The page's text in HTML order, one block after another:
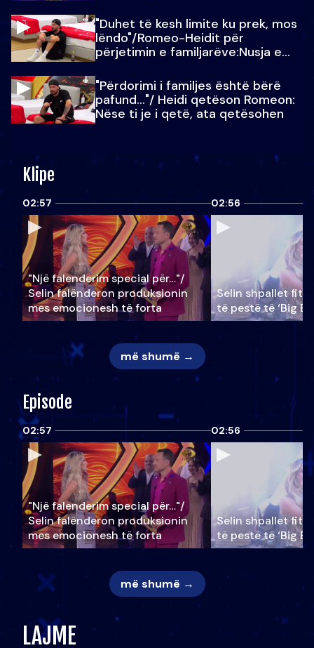
"Duhet të kesh limite ku prek, mos
lëndo"/Romeo-Heidit për
përjetimin e familjarëve:Nusja e
"Përdorimi i familjes është bërë
pafund…"/ Heidi qetëson Romeon:
Nëse ti je i qetë, ata qetësohen
Klipe
02:57
"Një falenderim special për…"/
Selin falënderon produksionin
mes emocionesh të forta
02:56
Selin shpallet
të pestë të ‘Big
më shumë →
Episode
02:57
"Një falenderim special për…"/
Selin falënderon produksionin
mes emocionesh të forta
02:56
Selin shpallet
të pestë të ‘Big
më shumë →
LAJME